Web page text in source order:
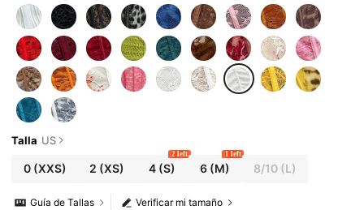
Talla US
0(XXS) 2 (XS) 4 (S)
2 left
6 (M)
1 left
8/10 (L)
Verificar mi tamaño
Guía de Tallas